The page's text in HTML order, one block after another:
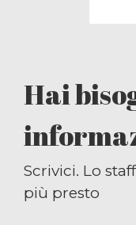
Hai
Scrivici. Lo
più presto